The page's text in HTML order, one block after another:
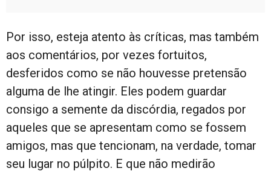
Por isso, esteja atento às críticas, mas também
aos comentários, por vezes fortuitos,
desferidos como se não houvesse pretensão
alguma de lhe atingir. Eles podem guardar
consigo a semente da discórdia, regados por
aqueles que se apresentam como se fossem
amigos, mas que tencionam, na verdade, tomar
seu lugar no púlpito. E que não medirão